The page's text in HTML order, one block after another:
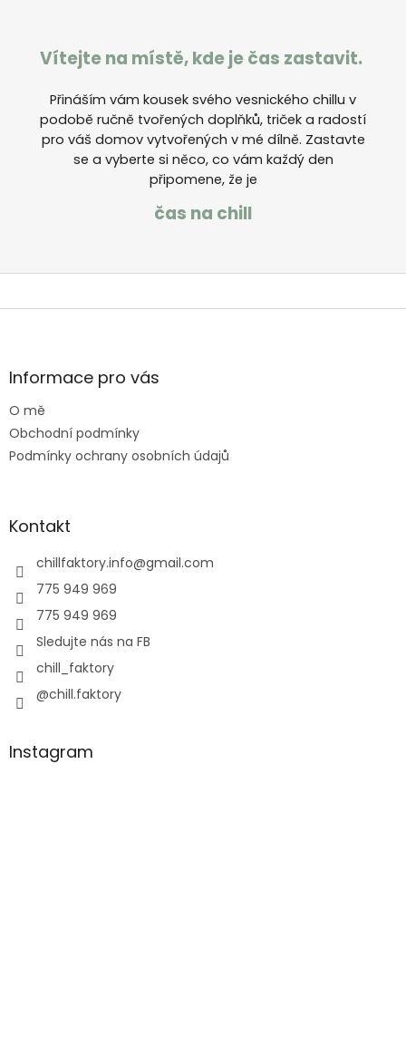
Vítejte na místě, kde je čas zastavit.
Přináším vám kousek svého vesnického chillu v
podobě ručně tvořených doplňků, triček a radostí
pro váš domov vytvořených v mé dílně. Zastavte
se a vyberte si něco, co vám každý den
připomene, že je
čas na chill
Z
aInformace pro vás
O mě
Obchodní podmínky
Podmínky ochrany osobních údajů
Kontakt
chillfaktory.info@gmail.com
775 949 969
775 949 969
Sledujte nás na FB
chill_faktory
@chill.faktory
Instagram